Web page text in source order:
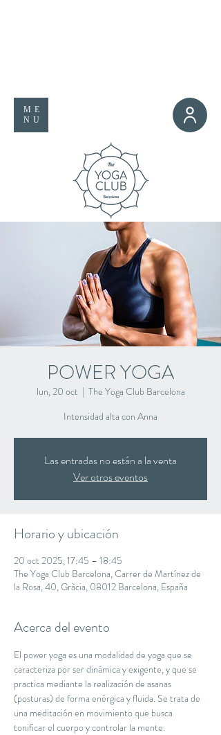
ME
NU
POWER YOGA
lun, 20 oct
  |
The Yoga Club Barcelona
Intensidad alta con Anna
Las entradas no están a la venta
Ver otros eventos
Horario y ubicación
20 oct 2025, 17:45 – 18:45
The Yoga Club Barcelona, Carrer de Martínez de
la Rosa, 40, Gràcia, 08012 Barcelona, España
Acerca del evento
El power yoga es una modalidad de yoga que se
caracteriza por ser dinámica y exigente, y que se
practica mediante la realización de asanas
(posturas) de forma enérgica y fluida. Se trata de
una meditación en movimiento que busca
tonificar el cuerpo y controlar la mente.